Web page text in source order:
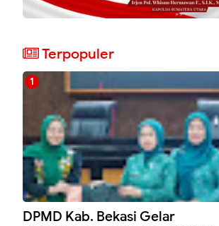
Terpopuler
DPMD Kab. Bekasi Gelar